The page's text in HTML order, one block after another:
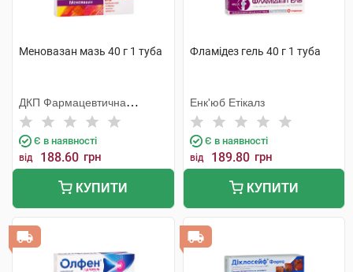
Меновазан мазь 40 г 1 туба
ДКП Фармацевтична
фабрика
Є в наявності
від 188.60 грн
КУПИТИ
Фламідез гель 40 г 1 туба
Енк'юб Етікалз
Є в наявності
від 189.80 грн
КУПИТИ